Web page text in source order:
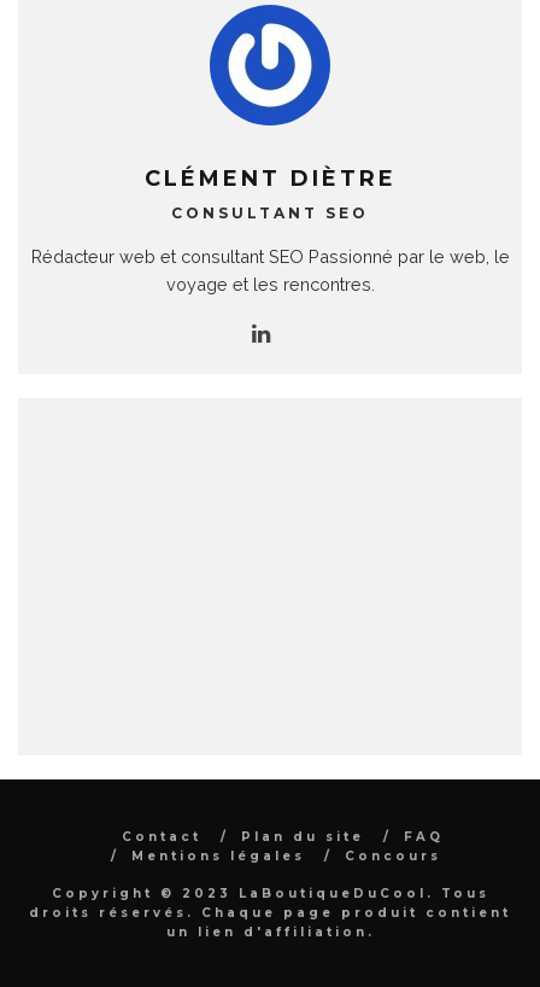
CLÉMENT DIÈTRE
CONSULTANT SEO
Rédacteur web et consultant SEO Passionné par le web, le
voyage et les rencontres.
Contact Plan du site
FAQ
Mentions légales
Concours
Copyright © 2023 LaBoutiqueDuCool. Tous
droits réservés. Chaque page produit contient
un lien d'affiliation.